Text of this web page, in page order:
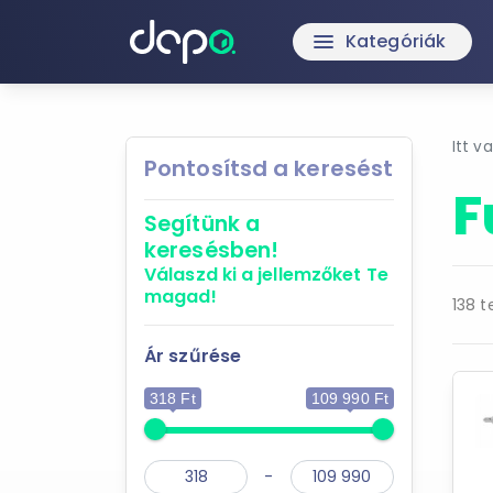
menu Kategóriák
Pontosítsd a keresést
Segítünk a
keresésben!
Válaszd ki a jellemzőket Te
magad!
Ár szűrése
318 Ft 109 990 Ft
-
Itt
138